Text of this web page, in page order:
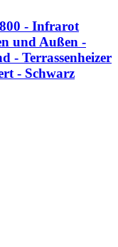
- Infrarot
und Außen -
- Terrassenheizer
- Schwarz